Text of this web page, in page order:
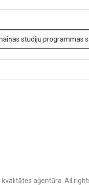
studiju programmas
aģentūra. All